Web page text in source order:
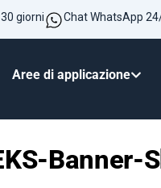
giorni Chat WhatsApp
Aree di applicazione
Banner-